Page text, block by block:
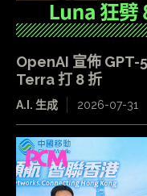
OpenAI 宣佈 GPT-
Terra 打 8 折
A.I. 生成 2026-07-31